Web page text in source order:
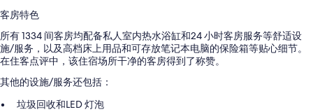
客房特色
所有 1334 间客房均配备私人室内热水浴缸和24 小时客房服务等舒适设
施/服务，以及高档床上用品和可存放笔记本电脑的保险箱等贴心细节。
在住客点评中，该住宿场所干净的客房得到了称赞。
其他的设施/服务还包括：
垃圾回收和LED 灯泡